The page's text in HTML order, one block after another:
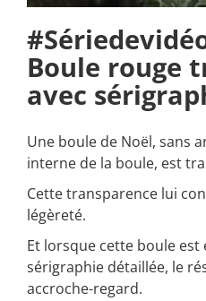
Boule rouge
avec
Une boule de Noël, sans
interne de la boule, est
Cette transparence lui
légèreté.
Et lorsque cette boule est
sérigraphie détaillée, le
accroche-regard.